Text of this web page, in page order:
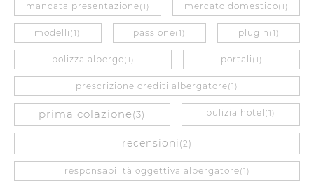
mancata presentazione(1) mercato domestico(1)
modelli (1) passione(1) plugin (1)
polizza albergo(1) portali (1)
prescrizione crediti albergatore(1)
prima colazione(3) pulizia hotel (1)
recensioni (2)
responsabilità oggettiva albergatore(1)